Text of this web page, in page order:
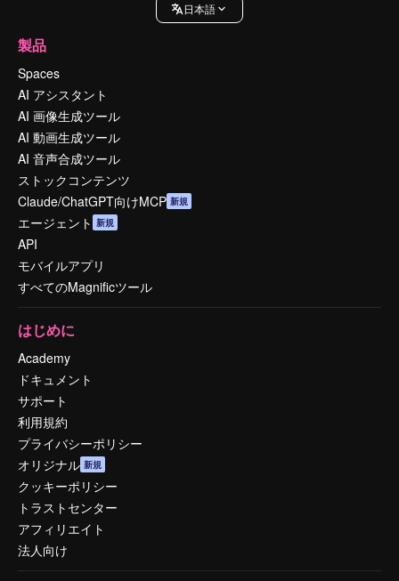
日本語
製品
Spaces
AI アシスタント
AI 画像生成ツール
AI 動画生成ツール
AI 音声合成ツール
ストックコンテンツ
Claude/ChatGPT向けMCP 新規
エージェント 新規
API
モバイルアプリ
すべてのMagnificツール
はじめに
Academy
ドキュメント
サポート
利用規約
プライバシーポリシー
オリジナル 新規
クッキーポリシー
トラストセンター
アフィリエイト
法人向け